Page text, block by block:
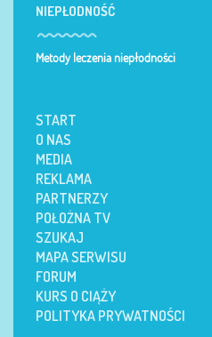
NIEPŁODNOŚĆ
Metody leczenia niepłodności
START
O NAS
MEDIA
REKLAMA
PARTNERZY
POŁOŻNA TV
SZUKAJ
MAPA SERWISU
FORUM
KURS O CIĄŻY
POLITYKA PRYWATNOŚCI